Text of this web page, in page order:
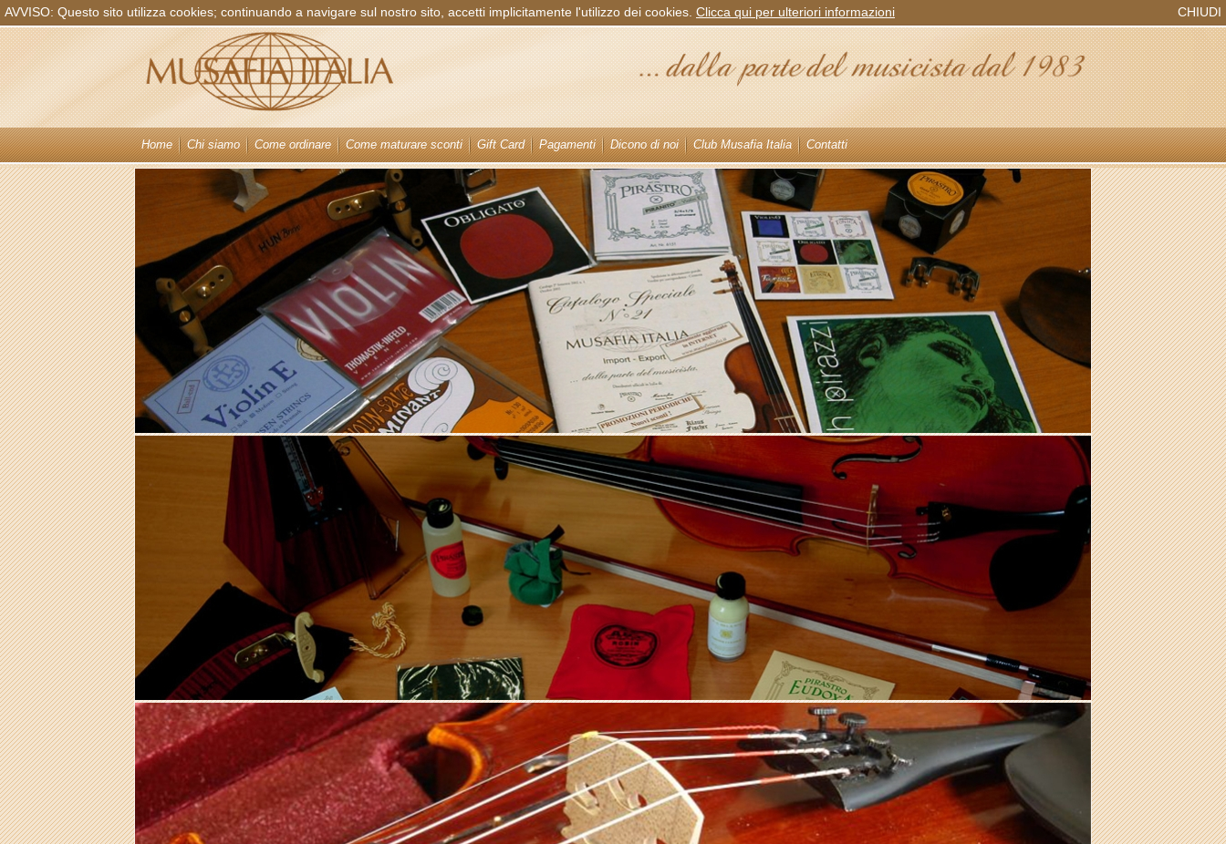
AVVISO: Questo sito utilizza cookies; continuando a navigare sul nostro sito, accetti implicitamente l'utilizzo dei cookies. Clicca qui per ulteriori informazioni CHIUDI
Home Chi siamo Come ordinare Come maturare sconti Gift Card Pagamenti Dicono di noi Club Musafia Italia Contatti